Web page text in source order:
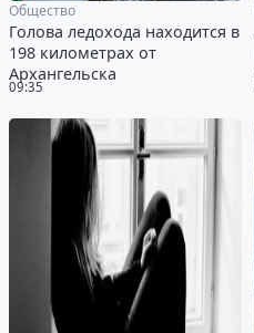
09:35
Общество
Голова ледохода находится в
198 километрах от
Архангельска